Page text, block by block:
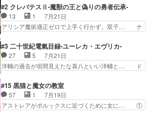
た弐郎は鬼子母神一華の護衛… 護衛はお尻一華、
ここは定番やっぱ物の怪の… ①敵は会話してる最
中の同乗者を物音一つ発…
代もの猫たちの誕生と成長を見守る猫竜… 前回猫
たちで熊退治をしていた中の一匹の猫… と思って
みにいったらクロバネのCV.速水… 「おじちゃん
は身内に甘い」で、いきなり笑… ガチで素晴らし
た子猫たちのその後が描か… 王子の旅の始まりは
確かにそうでしたよね！… リゼロ見終わっちゃっ
てほのぼの系がいいか…
#2 クレバテスⅡ-魔獣の王と偽りの勇者伝承-
13 1
7月21日
アリシア魔術適正ゼロで上手く行かず。双子… ナ
紹介の時台に乗ってるサラサ可愛いw学… ナイ
エ・シフォンリッツの出番が多くて嬉し… 石田で
こいつワルだな。なぜ大猿に変身した… 2冊目の
トアの書は学長の手に1話冒頭と合… アリシアと
たのにロリ化されて学生にされ… これはいい黒沢
ともよ。笑いのセンスも合う… ナイエのリアクシ
ョンが面白い。ローメイン…
#3 二十世紀電氣目録-ユーレカ・エヴリカ-
27 5
7月21日
洋輔の過去が垣間見えたな喜八といい洋輔と… ド
が目録に固執する理由もほぼ明らかとな… これ京
アニだったのかそのわりにはそこまで… 清六兄ち
ゃんと喜八、清六と洋輔それぞれの… 化学的作用
に依りて継続して…電池と称すっ… 洋輔、清六の
#15 黒猫と魔女の教室
57 1
7月19日
アストレアがポルックスに近づくために女に… ①